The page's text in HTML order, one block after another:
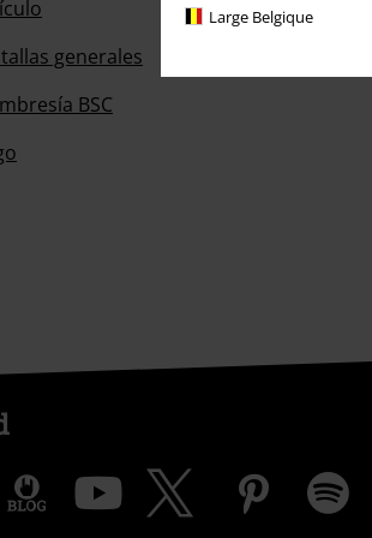
Large Belgique
generales
BSC